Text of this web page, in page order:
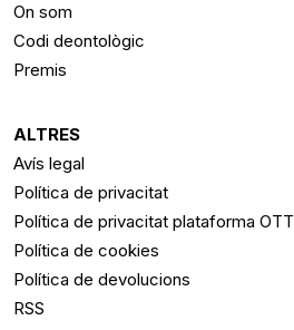
On som
Codi deontològic
Premis
ALTRES
Avís legal
Política de privacitat
Política de privacitat plataforma OTT
Política de cookies
Política de devolucions
RSS